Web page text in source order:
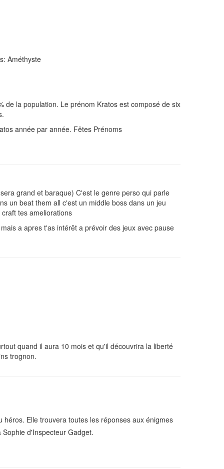
Améthyste
la population. Le prénom Kratos est composé de six
année par année. Fêtes Prénoms
grand et baraque) C'est le genre perso qui parle
un beat them all c'est un middle boss dans un jeu
tes ameliorations
a apres t'as intérêt a prévoir des jeux avec pause
quand il aura 10 mois et qu'il découvrira la liberté
trognon.
héros. Elle trouvera toutes les réponses aux énigmes
d'Inspecteur Gadget.